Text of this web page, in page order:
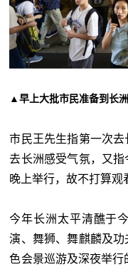
▲早上大批市民准备到长
市民王先生指第一次
去长洲感受气氛，又
晚上举行，故不打算观
今年长洲太平清醮于
演、舞狮、舞麒麟及
色会景巡游及深夜举行